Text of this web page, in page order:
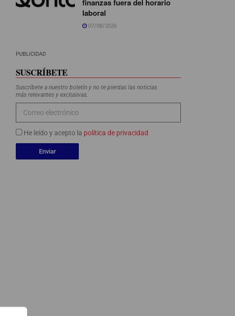
finanzas fuera del horario
laboral
07/08/2026
PUBLICIDAD
SUSCRÍBETE
Suscríbete a nuestro boletín y no te pierdas las noticias
más relevantes y exclusivas.
He leído y acepto la política de privacidad
Enviar